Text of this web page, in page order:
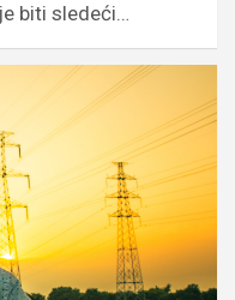
biti sledeći…